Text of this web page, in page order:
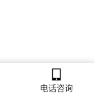
电话咨询